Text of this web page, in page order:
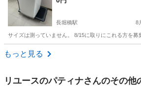
長堀橋駅 8
サイズは測っていません。 8/15に取りにこれる方を
大阪 大阪市
もっと見る
リユースのパティナさんのその他